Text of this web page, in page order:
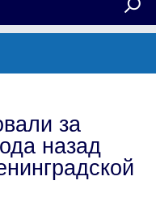
за
назад